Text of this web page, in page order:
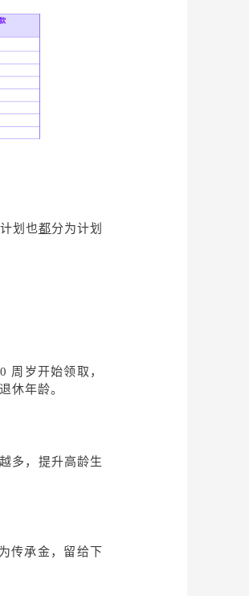
划也都分为计划
周岁开始领取，
休年龄。
多，提升高龄生
传承金，留给下